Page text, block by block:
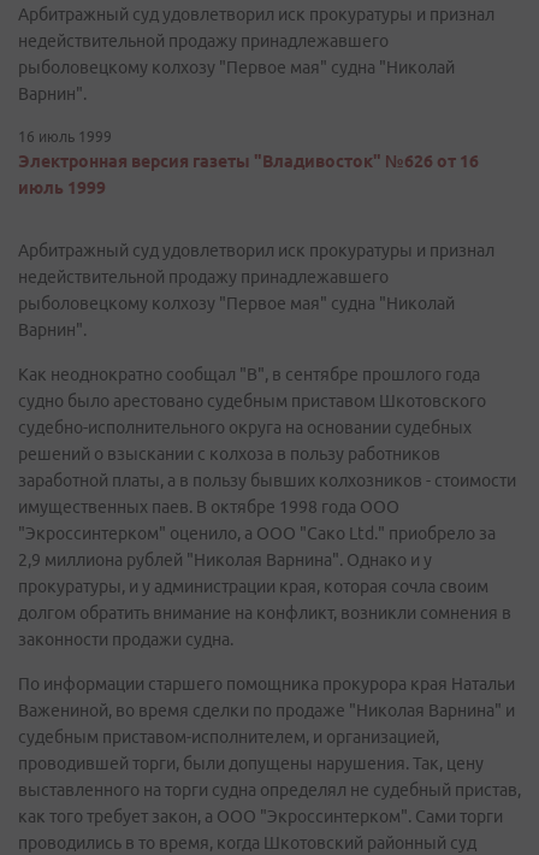
Арбитражный суд удовлетворил иск прокуратуры и признал
недействительной продажу принадлежавшего
рыболовецкому колхозу "Первое мая" судна "Николай
Варнин".
16 июль 1999
Электронная версия газеты "Владивосток" №626 от 16
июль 1999
Арбитражный суд удовлетворил иск прокуратуры и признал
недействительной продажу принадлежавшего
рыболовецкому колхозу "Первое мая" судна "Николай
Варнин".
Как неоднократно сообщал "В", в сентябре прошлого года
судно было арестовано судебным приставом Шкотовского
судебно-исполнительного округа на основании судебных
решений о взыскании с колхоза в пользу работников
заработной платы, а в пользу бывших колхозников - стоимости
имущественных паев. В октябре 1998 года ООО
"Экроссинтерком" оценило, а ООО "Сако Ltd." приобрело за
2,9 миллиона рублей "Николая Варнина". Однако и у
прокуратуры, и у администрации края, которая сочла своим
долгом обратить внимание на конфликт, возникли сомнения в
законности продажи судна.
По информации старшего помощника прокурора края Натальи
Важениной, во время сделки по продаже "Николая Варнина" и
судебным приставом-исполнителем, и организацией,
проводившей торги, были допущены нарушения. Так, цену
выставленного на торги судна определял не судебный пристав,
как того требует закон, а ООО "Экроссинтерком". Сами торги
проводились в то время, когда Шкотовский районный суд